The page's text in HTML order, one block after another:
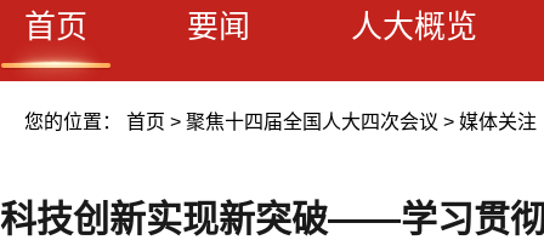
首页 要闻 人大概览
您的位置： 首页 > 聚焦十四届全国人大四次会议 > 媒体关注
科技创新实现新突破——学习贯